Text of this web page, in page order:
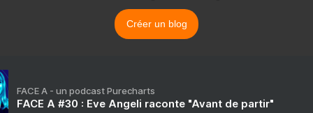
Créer un blog
FACE A - un podcast Purecharts
FACE A #30 : Eve Angeli raconte "Avant de partir"